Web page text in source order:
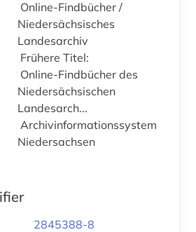
Online-Findbücher /
Niedersächsisches
Landesarchiv
Frühere Titel:
Online-Findbücher des
Niedersächsischen
Landesarch...
Archivinformationssystem
Niedersachsen
2845388-8